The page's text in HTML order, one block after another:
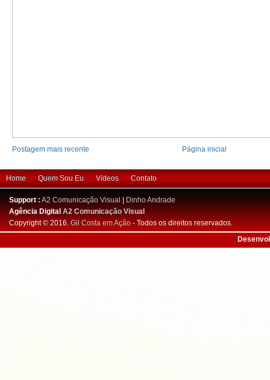
Postagem mais recente Página inicial
Home Quem Sou Eu Vídeos Contato
Support : A2 Comunicação Visual | Dinho Andrade
Agência DigitalA2 Comunicação Visual
Copyright © 2016. Gil Costa em Ação - Todos os direitos reservados.